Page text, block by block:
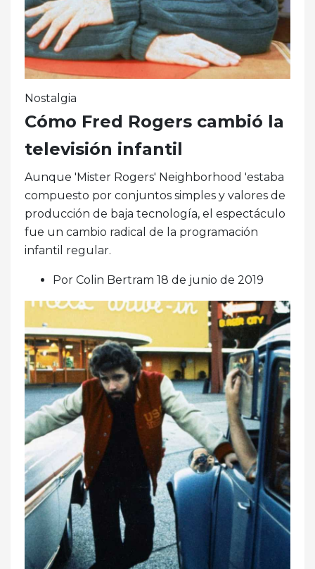
Nostalgia
Cómo Fred Rogers cambió la
televisión infantil
Aunque 'Mister Rogers' Neighborhood 'estaba
compuesto por conjuntos simples y valores de
producción de baja tecnología, el espectáculo
fue un cambio radical de la programación
infantil regular.
Por Colin Bertram 18 de junio de 2019